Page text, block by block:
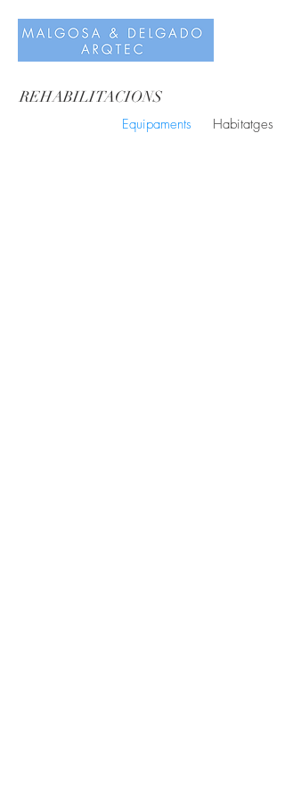
REHABILITACIONS
Equipaments Habitatges